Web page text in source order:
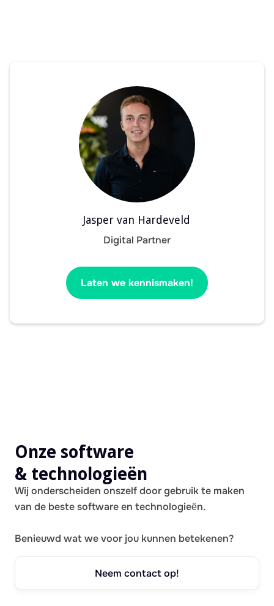
Jasper van Hardeveld
Digital Partner
Laten we kennismaken!
Onze software
& technologieën
Wij onderscheiden onszelf door gebruik te maken
van de beste software en technologieën.
Benieuwd wat we voor jou kunnen betekenen?
Neem contact op!